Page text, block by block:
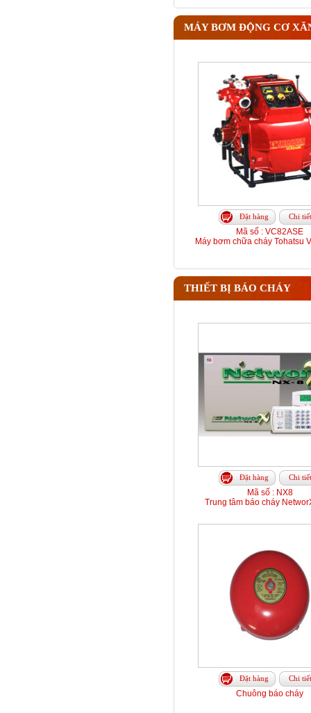
MÁY BƠM ĐỘNG CƠ
Đặt hàng Chi tiết
Mã số : VC82ASE
Máy bơm chữa cháy Tohatsu
THIẾT BỊ BÁO CHÁY
Đặt hàng Chi tiết
Mã số : NX8
Trung tâm báo cháy
Đặt hàng Chi tiết
Chuông báo cháy